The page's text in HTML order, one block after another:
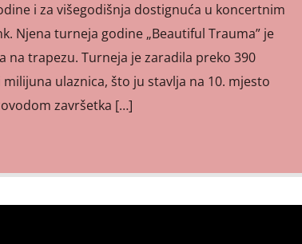
i za višegodišnja dostignuća u koncertnim
Njena turneja godine „Beautiful Trauma” je
na trapezu. Turneja je zaradila preko 390
ulaznica, što ju stavlja na 10. mjesto
završetka […]